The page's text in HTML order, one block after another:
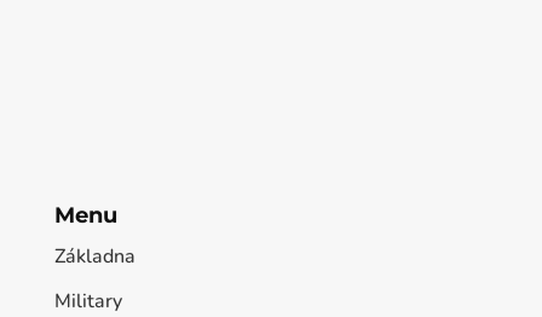
Menu
Základna
Military